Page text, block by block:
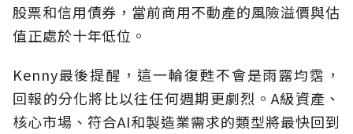
股票和信用債券，當前商用不動產的風險溢價與估
值正處於十年低位。
Kenny最後提醒，這一輪復甦不會是雨露均霑，
回報的分化將比以往任何週期更劇烈。A級資產、
核心市場、符合AI和製造業需求的類型將最快回到